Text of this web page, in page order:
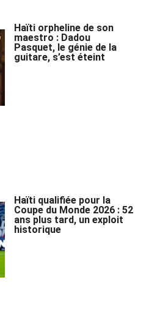
Haïti orpheline de son
maestro : Dadou
Pasquet, le génie de la
guitare, s’est éteint
Haïti qualifiée pour la
Coupe du Monde 2026 : 52
ans plus tard, un exploit
historique